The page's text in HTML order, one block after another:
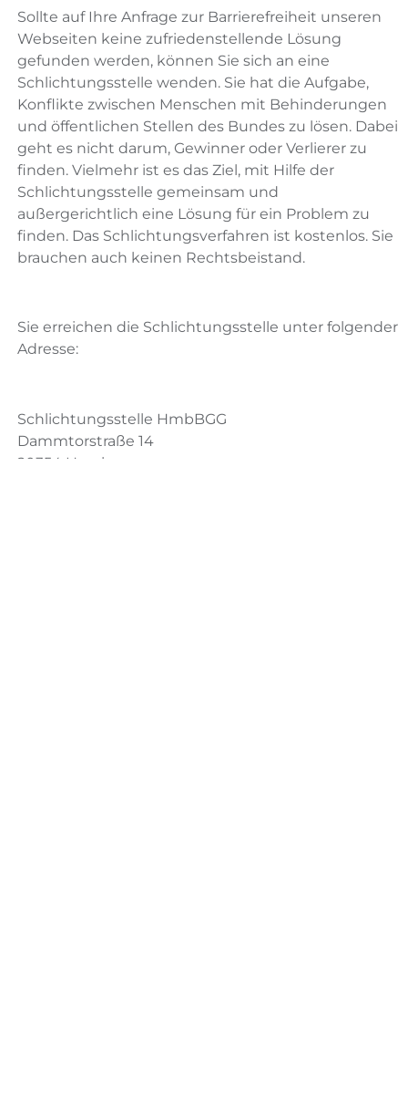
Sollte auf Ihre Anfrage zur Barrierefreiheit unseren
Webseiten keine zufriedenstellende Lösung
gefunden werden, können Sie sich an eine
Schlichtungsstelle wenden. Sie hat die Aufgabe,
Konflikte zwischen Menschen mit Behinderungen
und öffentlichen Stellen des Bundes zu lösen. Dabei
geht es nicht darum, Gewinner oder Verlierer zu
finden. Vielmehr ist es das Ziel, mit Hilfe der
Schlichtungsstelle gemeinsam und
außergerichtlich eine Lösung für ein Problem zu
finden. Das Schlichtungsverfahren ist kostenlos. Sie
brauchen auch keinen Rechtsbeistand.
Sie erreichen die Schlichtungsstelle unter folgender
Adresse:
Schlichtungsstelle HmbBGG
Dammtorstraße 14
20354 Hamburg